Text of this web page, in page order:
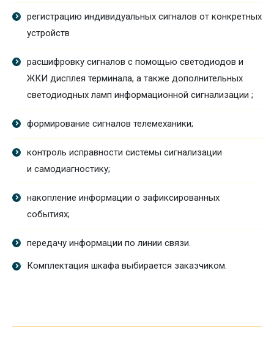
регистрацию индивидуальных сигналов от конкретных
устройств
расшифровку сигналов с помощью светодиодов и
ЖКИ дисплея терминала, а также дополнительных
светодиодных ламп информационной сигнализации ;
формирование сигналов телемеханики;
контроль исправности системы сигнализации
и самодиагностику;
накопление информации о зафиксированных
событиях;
передачу информации по линии связи.
Комплектация шкафа выбирается заказчиком.